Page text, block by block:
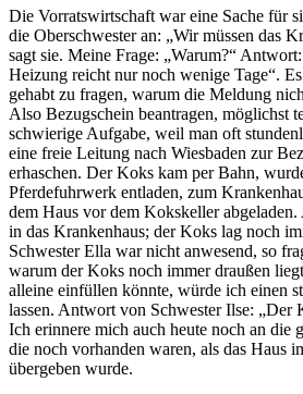
Die Vorratswirtschaft war eine Sache für
die Oberschwester an: „Wir müssen das
sagt sie. Meine Frage: „Warum?“
Heizung reicht nur noch wenige Tage“.
gehabt zu fragen, warum die Meldung
Also Bezugschein beantragen, möglichst
schwierige Aufgabe, weil man oft
eine freie Leitung nach Wiesbaden zur
erhaschen. Der Koks kam per Bahn,
Pferdefuhrwerk entladen, zum
dem Haus vor dem Kokskeller abgeladen.
in das Krankenhaus; der Koks lag noch
Schwester Ella war nicht anwesend, so
warum der Koks noch immer draußen
alleine einfüllen könnte, würde ich einen
lassen. Antwort von Schwester Ilse: „Der
Ich erinnere mich auch heute noch an die
die noch vorhanden waren, als das Haus
übergeben wurde.